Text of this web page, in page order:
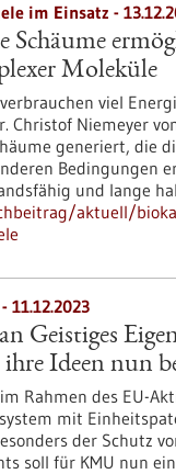
im Einsatz -
Schäume
Moleküle
viel
Christof Niemeyer
generiert, die
Bedingungen
und lange
aktuell/
11.12.2023
Geistiges
Ideen nun
Rahmen des EU-
mit
der Schutz
soll für KMU nun